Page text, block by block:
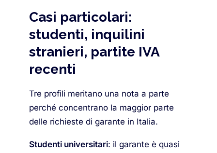
Casi particolari:
studenti, inquilini
stranieri, partite IVA
recenti
Tre profili meritano una nota a parte
perché concentrano la maggior parte
delle richieste di garante in Italia.
Studenti universitari: il garante è quasi